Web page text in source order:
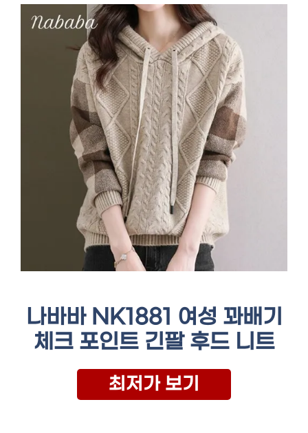
나바바 NK1881 여성 꽈배기
체크 포인트 긴팔 후드 니트
최저가 보기